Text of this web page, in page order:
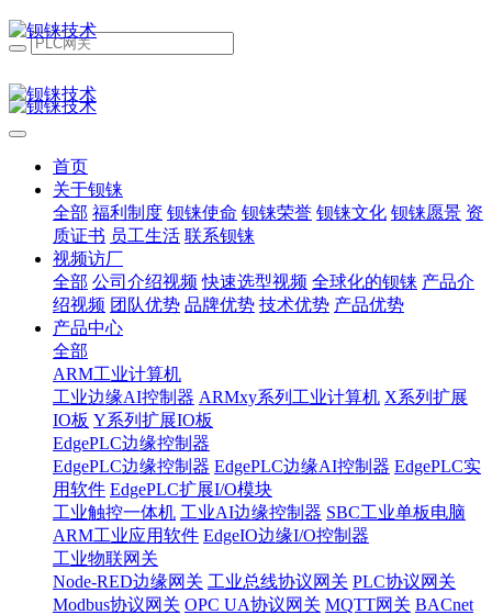
首页
关于钡铼
全部 福利制度 钡铼使命 钡铼荣誉 钡铼文化 钡铼愿景 资
质证书 员工生活 联系钡铼
视频访厂
全部 公司介绍视频 快速选型视频 全球化的钡铼 产品介
绍视频 团队优势 品牌优势 技术优势 产品优势
产品中心
全部
ARM工业计算机
工业边缘AI控制器 ARMxy系列工业计算机 X系列扩展
IO板 Y系列扩展IO板
EdgePLC边缘控制器
EdgePLC边缘控制器 EdgePLC边缘AI控制器 EdgePLC实
用软件 EdgePLC扩展I/O模块
工业触控一体机 工业AI边缘控制器 SBC工业单板电脑
ARM工业应用软件 EdgeIO边缘I/O控制器
工业物联网关
Node-RED边缘网关 工业总线协议网关 PLC协议网关
Modbus协议网关 OPC UA协议网关 MQTT网关 BACnet